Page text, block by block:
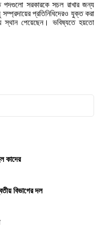
পদগুলো সরকারকে সচল রাখার জন্য
প্রতিনিধিদেরও যুক্ত করা
স্থান পেয়েছেন। ভবিষ্যতে হয়তো
কাদের
বিভাগের দল